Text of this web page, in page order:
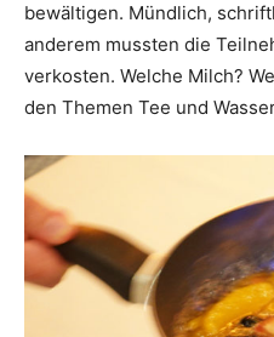
bewältigen. Mündlich,
anderem mussten die
verkosten. Welche Milch?
den Themen Tee und